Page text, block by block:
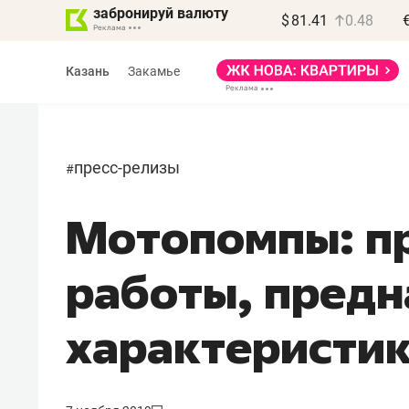
забронируй валюту $ 81.41 0.48
Казань Закамье
#пресс-релизы
Мотопомпы:
работы,
Василь Мазитов
МАРТ
«Не зная местных
правил, бизнес может
потерять минимум
полгода»